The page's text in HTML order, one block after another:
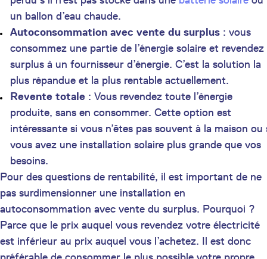
un ballon d’eau chaude.
Autoconsommation avec vente du surplus : vous
consommez une partie de l’énergie solaire et revendez
surplus à un fournisseur d’énergie. C’est la solution la
plus répandue et la plus rentable actuellement.
Revente totale : Vous revendez toute l’énergie
produite, sans en consommer. Cette option est
intéressante si vous n’êtes pas souvent à la maison ou
vous avez une installation solaire plus grande que vos
besoins.
Pour des questions de rentabilité, il est important de ne
pas surdimensionner une installation en
autoconsommation avec vente du surplus. Pourquoi ?
Parce que le prix auquel vous revendez votre électricité
est inférieur au prix auquel vous l’achetez. Il est donc